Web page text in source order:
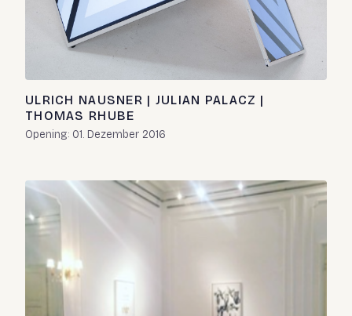
ULRICH NAUSNER | JULIAN PALACZ |
THOMAS RHUBE
Opening: 01. Dezember 2016